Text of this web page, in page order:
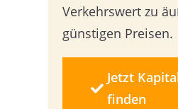
Verkehrswert zu
günstigen Preisen.
Jetzt
finden